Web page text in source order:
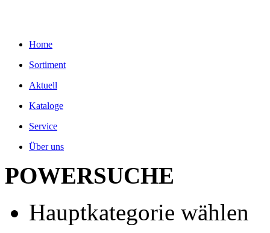
Home
Sortiment
Aktuell
Kataloge
Service
Über uns
POWERSUCHE
Hauptkategorie wählen